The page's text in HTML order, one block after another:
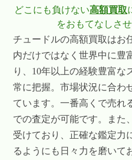
どこにも負けない高額買取
をおもてなしさ
チュードルの高額買取はお
内だけではなく世界中に豊
り、10年以上の経験豊富な
常に把握。市場状況に合わ
ています。一番高くで売れ
での査定が可能です。また
受けており、正確な鑑定力
るようにも日々力を磨いて